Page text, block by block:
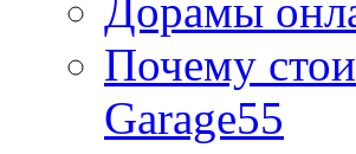
Дорамы
Почему
Garage55